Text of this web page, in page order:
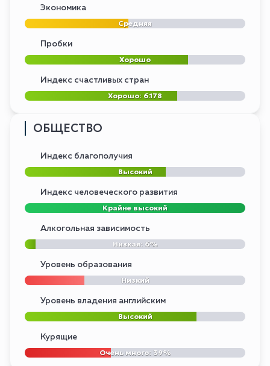
Экономика
Средняя
Пробки
Хорошо
Индекс счастливых стран
Хорошо: 6.178
ОБЩЕСТВО
Индекс благополучия
Высокий
Индекс человеческого развития
Крайне высокий
Алкогольная зависимость
Низкая: 6%
Уровень образования
Низкий
Уровень владения английским
Высокий
Курящие
Очень много: 39%